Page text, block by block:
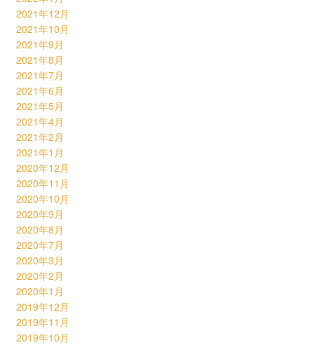
2021年12月
2021年10月
2021年9月
2021年8月
2021年7月
2021年6月
2021年5月
2021年4月
2021年2月
2021年1月
2020年12月
2020年11月
2020年10月
2020年9月
2020年8月
2020年7月
2020年3月
2020年2月
2020年1月
2019年12月
2019年11月
2019年10月